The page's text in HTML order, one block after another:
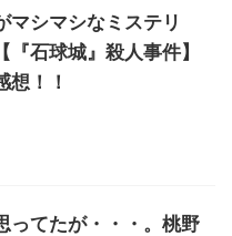
マシマシなミステリ
『石球城』殺人事件】
想！！
ってたが・・・。桃野